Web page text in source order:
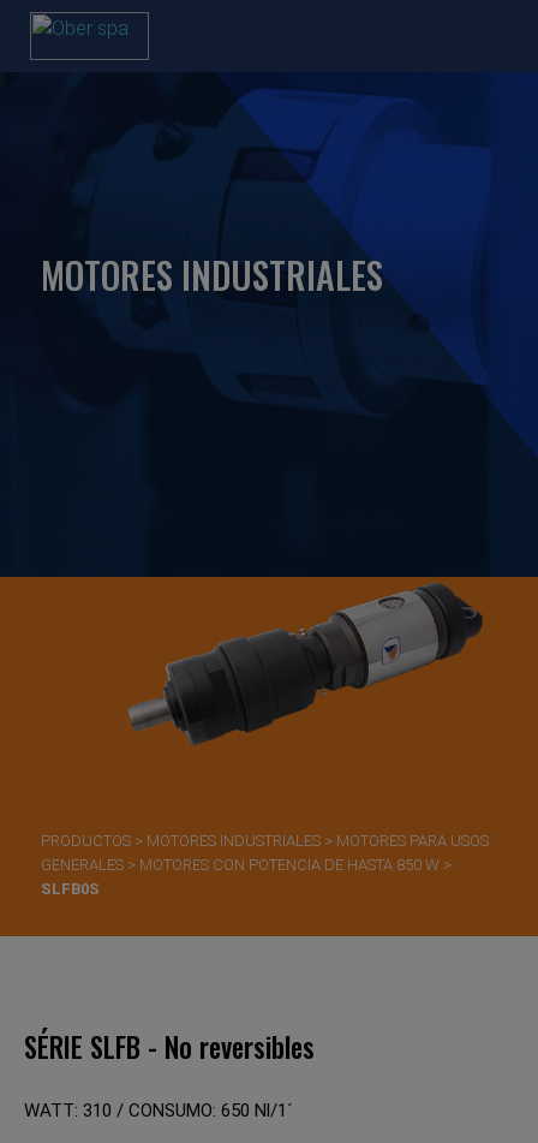
MOTORES INDUSTRIALES
PRODUCTOS > MOTORES INDUSTRIALES> MOTORES PARA USOS
GENERALES > MOTORES CON POTENCIA DE HASTA 850 W >
SLFB0S
SÉRIE SLFB - No reversibles
WATT: 310 / CONSUMO: 650 Nl/1´